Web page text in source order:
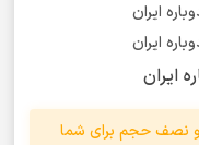
ایران
ایران
ایران
و نصف حجم برای شما